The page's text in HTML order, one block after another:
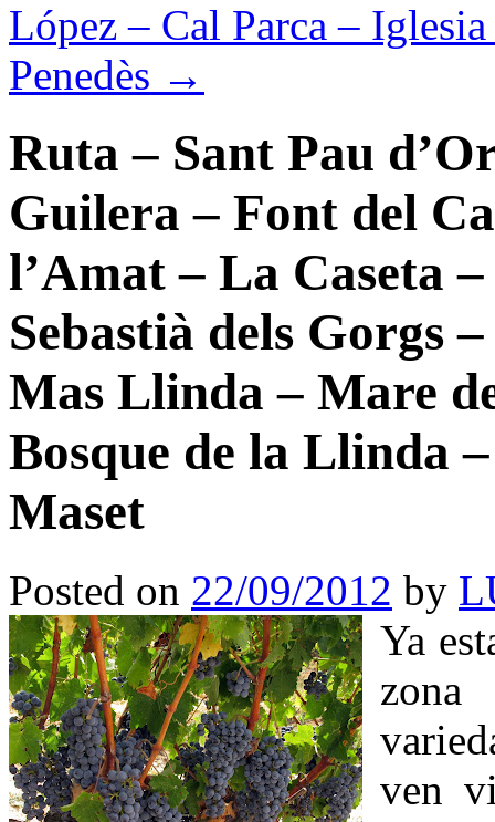
López – Cal Parca –
Penedès →
Ruta – Sant Pau
Guilera – Font del
l’Amat – La Caseta
Sebastià dels Gorgs
Mas Llinda – Mare
Bosque de la Llinda
Maset
Posted on 22/09/2012 by
Ya
ven